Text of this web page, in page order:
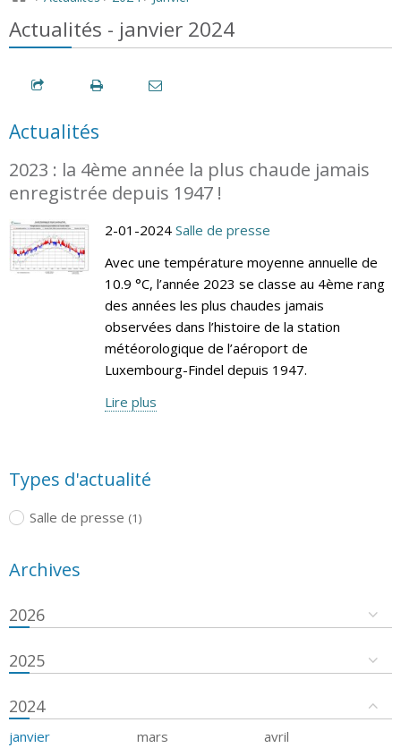
Actualités - janvier 2024
Actualités
2023 : la 4ème année la plus chaude jamais
enregistrée depuis 1947 !
2-01-2024 Salle de presse
Avec une température moyenne annuelle de
10.9 °C, l’année 2023 se classe au 4ème rang
des années les plus chaudes jamais
observées dans l’histoire de la station
météorologique de l’aéroport de
Luxembourg-Findel depuis 1947.
Lire plus
Types d'actualité
Salle de presse (1)
Archives
2026
2025
2024
janvier mars
avril